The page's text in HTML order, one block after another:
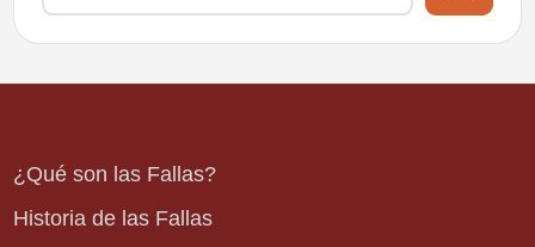
¿Qué son las Fallas?
Historia de las Fallas